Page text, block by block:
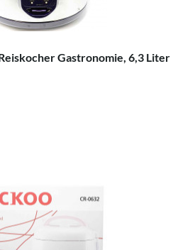
Gastronomie, 6,3 Liter